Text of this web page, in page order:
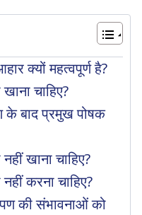
क्यों महत्वपूर्ण है?
चाहिए?
के बाद प्रमुख पोषक
खाना चाहिए?
करना चाहिए?
की संभावनाओं को